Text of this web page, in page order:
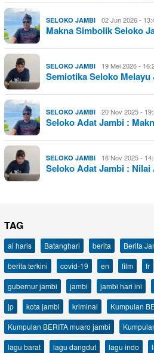
SELOKO JAMBI 02 Jun 2026 -
Makna Simbolik Seloko
SELOKO JAMBI 19 Mei 2026 -
Semiotika Seloko
SELOKO JAMBI 20 Nov 2025 -
Seloko Adat Jambi :
SELOKO JAMBI 16 Nov 2025 -
Seloko Adat Jambi :
TAG
al haris Batanghari berita Berita
berita terkini
covid-19 en film fr
gubernur jambi
jambi jambi hari ini
jp
kota jambi kriminal
Kumpulan
Kumpulan BERITA muaro jambi
lagu barat
lagu dangdut lagu indo